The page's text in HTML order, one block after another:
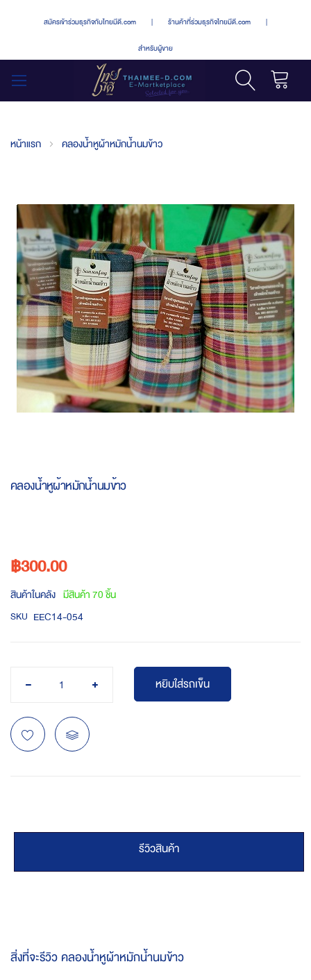
สมัครเข้าร่วมธุรกิจกับไทยมีดี.com | ร้านค้าที่ร่วมธุรกิจไทยมีดี.com |
สำหรับผู้ขาย
หน้าแรก คลองน้ำหูผ้าหมักน้ำนมข้าว
the
end
of
the
images
gallery
the
gallery
คลองน้ำหูผ้าหมักน้ำนมข้าว
฿300.00
สินค้าในคลัง มีสินค้า 70 ชิ้น
SKU EEC14-054
หยิบใส่รถเข็น
รีวิวสินค้า
สิ่งที่จะรีวิว คลองน้ำหูผ้าหมักน้ำนมข้าว